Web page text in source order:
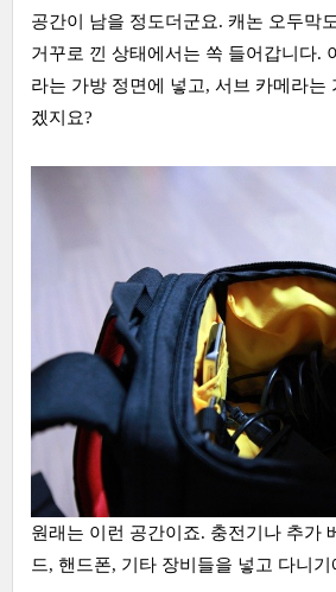
공간이 남을 정도더군요. 캐논 오두막
거꾸로 낀 상태에서는 쏙 들어갑니다.
라는 가방 정면에 넣고, 서브 카메라는
겠지요?
원래는 이런 공간이죠. 충전기나 추가
드, 핸드폰, 기타 장비들을 넣고 다니